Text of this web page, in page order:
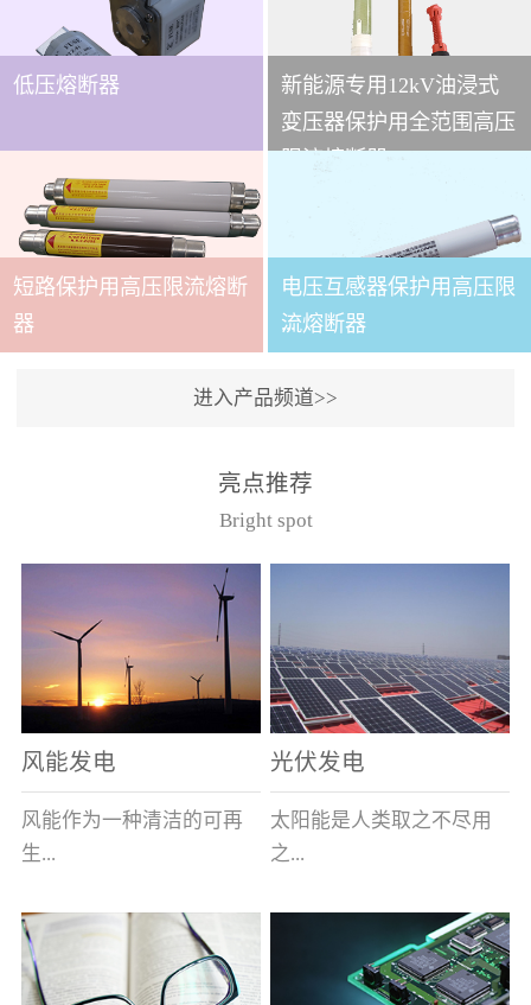
低压熔断器
新能源专用12kV油浸式
变压器保护用全范围高压
...
XRNT3A-12变压器保护用
全范围高压限流熔断器(以
下简称熔断器)。本产品适
用于交流50～60Hz,额定电
压12kV的电力系统中，作
件。其主要安装于12kV的
美式箱变中，可与其它电
（2） 海拔不超过1000
米；（3） 相对湿度：日
平均不大于95％，月平均
不大于90％；（4）周围空
或可燃性气体、水蒸汽和
盐类过度污染；（5） 当
围变压器油的温度上限不
超过105℃。型号说明
（注：在额定电流后加/S
短路保护用高压限流熔断
器
电压互感器保护用高压限
流熔断器
...
40.5kV系统作为电压互感
器的过载及短路保护用。
和IEC282-1）型号基本参
数
进入产品频道>>
亮点推荐
Bright spot
风能发电
风能作为一种清洁的可再
生...
能源，越来越受到世界各
国的重视。其蕴量巨大，
光伏发电
太阳能是人类取之不尽用
之...
不竭的可再生能源，具有
充分的清洁性、绝对的安